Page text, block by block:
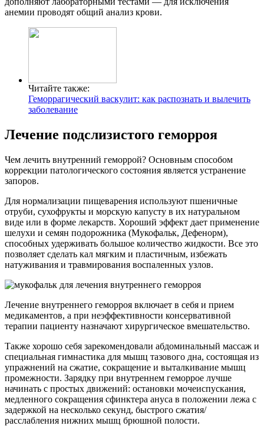
анемии проводят общий анализ крови.
Читайте также:
Геморрагический васкулит: как распознать и вылечить
заболевание
Лечение подслизистого геморроя
Чем лечить внутренний геморрой? Основным способом
коррекции патологического состояния является устранение
запоров.
Для нормализации пищеварения используют пшеничные
отруби, сухофрукты и морскую капусту в их натуральном
виде или в форме лекарств. Хороший эффект дает применение
шелухи и семян подорожника (Мукофальк, Дефенорм),
способных удерживать большое количество жидкости. Все это
позволяет сделать кал мягким и пластичным, избежать
натуживания и травмирования воспаленных узлов.
Лечение внутреннего геморроя включает в себя и прием
медикаментов, а при неэффективности консервативной
терапии пациенту назначают хирургическое вмешательство.
Также хорошо себя зарекомендовали абдоминальный массаж и
специальная гимнастика для мышц тазового дна, состоящая из
упражнений на сжатие, сокращение и выталкивание мышц
промежности. Зарядку при внутреннем геморрое лучше
начинать с простых движений: остановки мочеиспускания,
медленного сокращения сфинктера ануса в положении лежа с
задержкой на несколько секунд, быстрого сжатия/
расслабления нижних мышц брюшной полости.